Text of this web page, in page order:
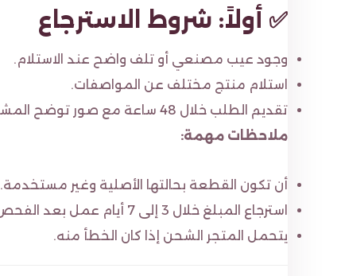
✅ أولاً: شروط الاسترجاع
وجود عيب مصنعي أو تلف واضح عند الاستلام.
استلام منتج مختلف عن المواصفات.
تقديم الطلب خلال 48 ساعة مع صور توضح المشكلة.
ملاحظات مهمة:
أن تكون القطعة بحالتها الأصلية وغير مستخدمة.
استرجاع المبلغ خلال 3 إلى 7 أيام عمل بعد الفحص.
يتحمل المتجر الشحن إذا كان الخطأ منه.